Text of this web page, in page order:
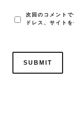
次回のコメント
ドレス、サイトを